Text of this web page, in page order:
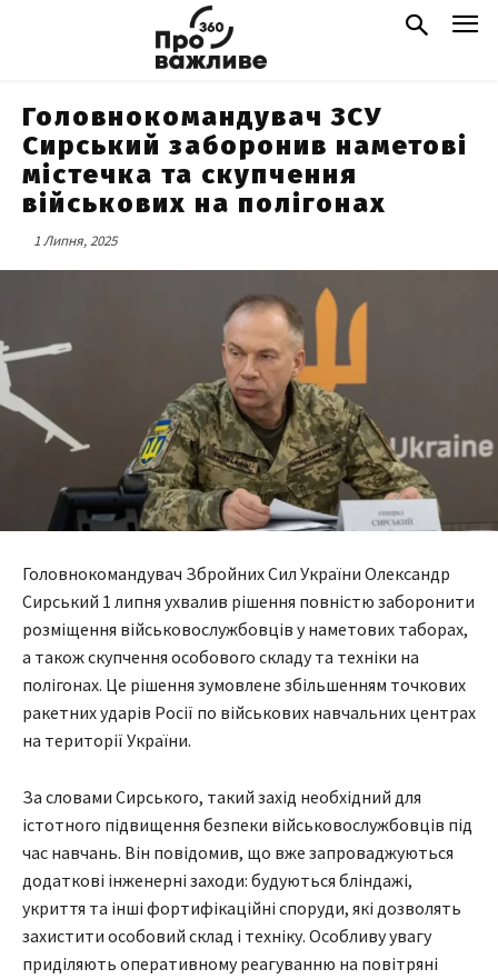
Головнокомандувач ЗСУ
Сирський заборонив наметові
містечка та скупчення
військових на полігонах
1 Липня, 2025
Головнокомандувач Збройних Сил України Олександр
Сирський 1 липня ухвалив рішення повністю заборонити
розміщення військовослужбовців у наметових таборах,
а також скупчення особового складу та техніки на
полігонах. Це рішення зумовлене збільшенням точкових
ракетних ударів Росії по військових навчальних центрах
на території України.
За словами Сирського, такий захід необхідний для
істотного підвищення безпеки військовослужбовців під
час навчань. Він повідомив, що вже запроваджуються
додаткові інженерні заходи: будуються бліндажі,
укриття та інші фортифікаційні споруди, які дозволять
захистити особовий склад і техніку. Особливу увагу
приділяють оперативному реагуванню на повітряні